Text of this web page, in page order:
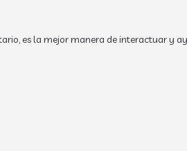
es la mejor manera de interactuar y